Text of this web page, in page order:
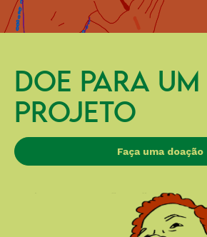
DOE PARA UM
PROJETO
Faça uma doação